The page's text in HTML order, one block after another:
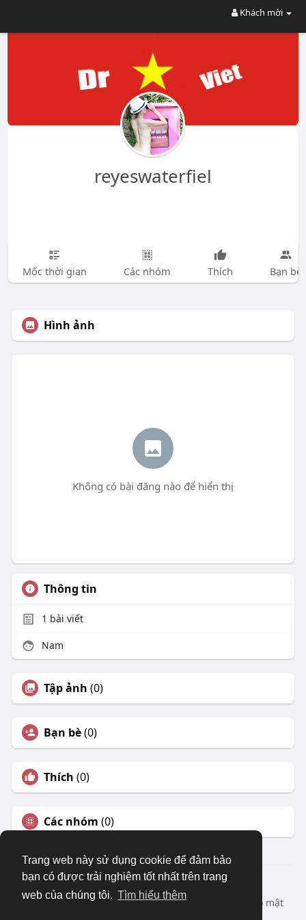
Trang web này sử dụng cookie để đảm bảo
bạn có được trải nghiệm tốt nhất trên trang
web của chúng tôi. Tìm hiểu thêm
Khách mời
reyeswaterfiel
Mốc thời gian Các nhóm Thích Bạn bè
Hình ảnh
Không có bài đăng nào để hiển thị
Thông tin
1 bài viết
Nam
Tập ảnh (0)
Bạn bè(0)
Thích (0)
Các nhóm (0)
© 2026 DRVIET.COM
Nhà
Bao Quát Liên hệ chúng tôi
Chính sách bảo mật